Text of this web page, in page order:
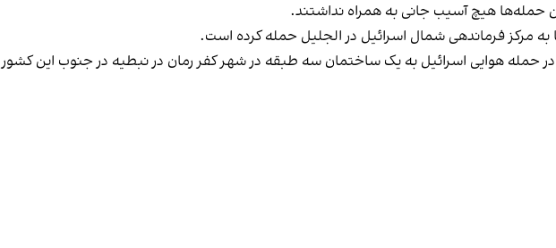
حمله‌ها هیچ آسیب جانی به همراه نداشتند.
به مرکز فرماندهی شمال اسرائیل در الجلیل حمله کرده است.
هوایی اسرائیل به یک ساختمان سه طبقه در شهر کفر رمان در نبطیه در جنوب این کشور ۱۳ نفر مجروح شدند.